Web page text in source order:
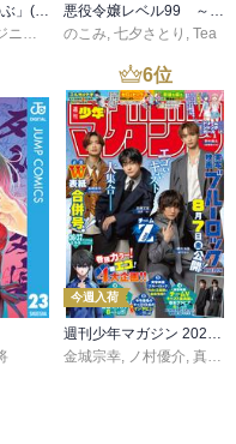
異世界居酒屋「のぶ」(22)
等兵 ,転
悪役令嬢レベル99 ～私は裏ボスですが魔王ではありません～ その６
のこみ, 七夕さとり , Tea
6位
今週入荷
週刊少年マガジン 2026年36・37号[2026年8月5日発売]
金城宗幸, ノ村優介, 真島ヒロ